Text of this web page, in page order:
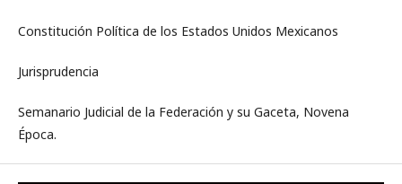
Constitución Política de los Estados Unidos Mexicanos
Jurisprudencia
Semanario Judicial de la Federación y su Gaceta, Novena
Época.